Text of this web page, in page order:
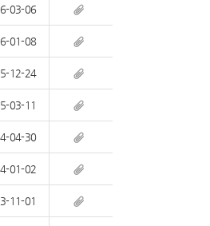
03-06
01-08
12-24
03-11
04-30
01-02
11-01